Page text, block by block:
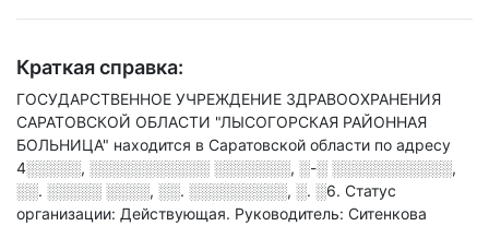
Краткая справка:
ГОСУДАРСТВЕННОЕ УЧРЕЖДЕНИЕ ЗДРАВООХРАНЕНИЯ
САРАТОВСКОЙ ОБЛАСТИ "ЛЫСОГОРСКАЯ РАЙОННАЯ
БОЛЬНИЦА" находится в Саратовской области по адресу
4░░░░░, ░░░░░░░░░░░ ░░░░░░░, ░-░ ░░░░░░░░░░░,
░░. ░░░░░ ░░░░, ░░. ░░░░░░░░░, ░. ░6. Статус
организации: Действующая. Руководитель: Ситенкова